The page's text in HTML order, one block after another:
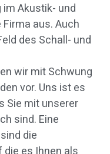
Akustik- und
aus. Auch
des Schall- und
wir mit Schwung
vor. Uns ist es
Sie mit unserer
sind. Eine
die